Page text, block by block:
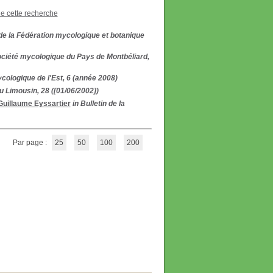
cette recherche
la Fédération mycologique et botanique
mycologique du Pays de Montbéliard,
de l'Est, 6 (année 2008)
Limousin, 28 ([01/06/2002])
Eyssartier in Bulletin de la
Par page : 25 50 100 200